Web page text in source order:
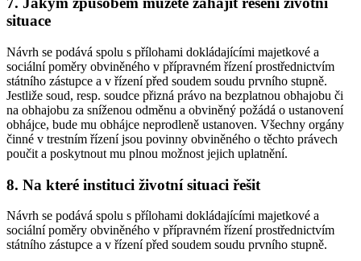
situace
Návrh se podává spolu s přílohami dokládajícími majetkové a
sociální poměry obviněného v přípravném řízení prostřednictvím
státního zástupce a v řízení před soudem soudu prvního stupně.
Jestliže soud, resp. soudce přizná právo na bezplatnou obhajobu či
na obhajobu za sníženou odměnu a obviněný požádá o ustanovení
obhájce, bude mu obhájce neprodleně ustanoven. Všechny orgány
činné v trestním řízení jsou povinny obviněného o těchto právech
poučit a poskytnout mu plnou možnost jejich uplatnění.
8. Na které instituci životní situaci řešit
Návrh se podává spolu s přílohami dokládajícími majetkové a
sociální poměry obviněného v přípravném řízení prostřednictvím
státního zástupce a v řízení před soudem soudu prvního stupně.